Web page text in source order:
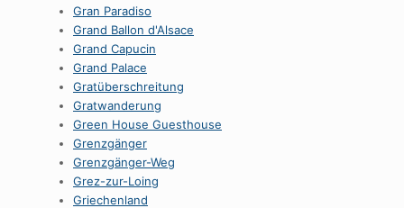
Gran Paradiso
Grand Ballon d'Alsace
Grand Capucin
Grand Palace
Gratüberschreitung
Gratwanderung
Green House Guesthouse
Grenzgänger
Grenzgänger-Weg
Grez-zur-Loing
Griechenland